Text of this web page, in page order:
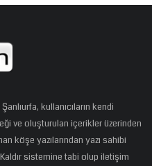
kullanıcıların kendi
ve oluşturulan içerikler üzerinden
köşe yazılarından yazı sahibi
sistemine tabi olup iletişim